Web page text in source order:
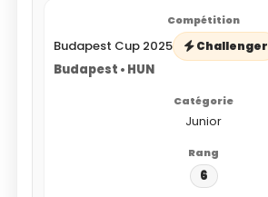
Budapest Cup 2025 Challenger
Budapest • HUN
Junior
6